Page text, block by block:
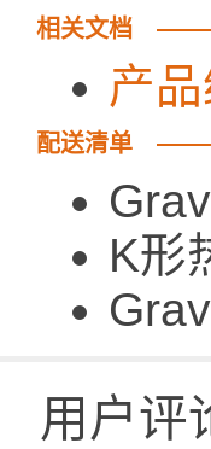
相关文档
产
配送清单
K形
用户评